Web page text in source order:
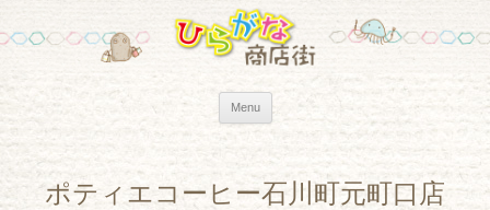
Menu Skip to content
ポティエコーヒー石川町元町口店